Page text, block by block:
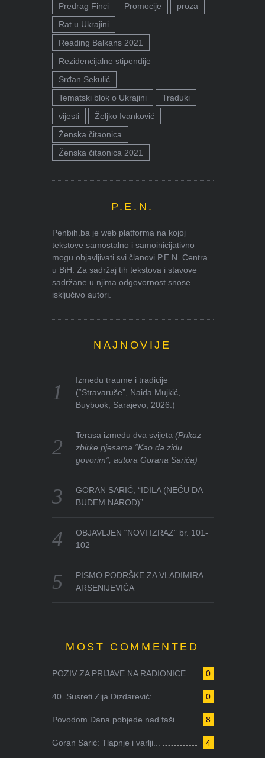
Predrag Finci
Promocije
proza
Rat u Ukrajini
Reading Balkans 2021
Rezidencijalne stipendije
Srđan Sekulić
Tematski blok o Ukrajini
Traduki
vijesti
Željko Ivanković
Ženska čitaonica
Ženska čitaonica 2021
P.E.N.
Penbih.ba je web platforma na kojoj
tekstove samostalno i samoinicijativno
mogu objavljivati svi članovi P.E.N. Centra
u BiH. Za sadržaj tih tekstova i stavove
sadržane u njima odgovornost snose
isključivo autori.
NAJNOVIJE
Između traume i tradicije
(“Stravaruše”, Naida Mujkić,
Buybook, Sarajevo, 2026.)
Terasa između dva svijeta(Prikaz
zbirke pjesama “Kao da zidu
govorim”, autora Gorana Sarića)
GORAN SARIĆ, “IDILA (NEĆU DA
BUDEM NAROD)”
OBJAVLJEN “NOVI IZRAZ” br. 101-
102
PISMO PODRŠKE ZA VLADIMIRA
ARSENIJEVIĆA
MOST COMMENTED
0
POZIV ZA PRIJAVE NA RADIONICE ...
0
40. Susreti Zija Dizdarević: ...
8
Povodom Dana pobjede nad faši...
4
Goran Sarić: Tlapnje i varlji...